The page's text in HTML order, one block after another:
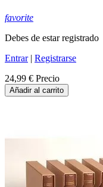
favorite
Debes de estar registrado
Entrar| Registrarse
24,99 € Precio
Añadir al carrito